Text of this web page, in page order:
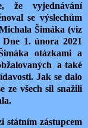
že vyjednávání
se výslechům
Šimáka (viz
Dne 1. února 2021
otázkami a
a také
Jak se dalo
ze všech sil snažili
státním zástupcem